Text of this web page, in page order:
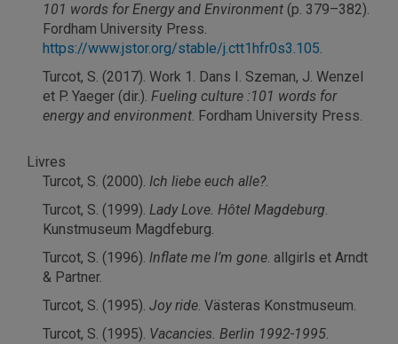
101 words for Energy and Environment (p. 379–382).
Fordham University Press.
https://www.jstor.org/stable/j.ctt1hfr0s3.105.
Turcot, S. (2017). Work 1. Dans I. Szeman, J. Wenzel
et P. Yaeger (dir.). Fueling culture :101 words for
energy and environment. Fordham University Press.
Livres
Turcot, S. (2000). Ich liebe euch alle?.
Turcot, S. (1999). Lady Love. Hôtel Magdeburg.
Kunstmuseum Magdfeburg.
Turcot, S. (1996). lnflate me l’m gone. allgirls et Arndt
& Partner.
Turcot, S. (1995). Joy ride. Västeras Konstmuseum.
Turcot, S. (1995). Vacancies. Berlin 1992-1995.